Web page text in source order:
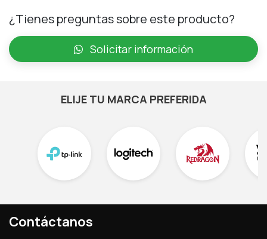
¿Tienes preguntas sobre este producto?
Solicitar información
ELIJE TU MARCA PREFERIDA
Contáctanos